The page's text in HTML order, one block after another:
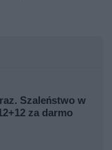
Szaleństwo w
za darmo